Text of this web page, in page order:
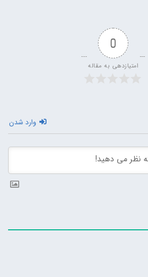
0
امتیازدهی به مقاله
وارد شدن